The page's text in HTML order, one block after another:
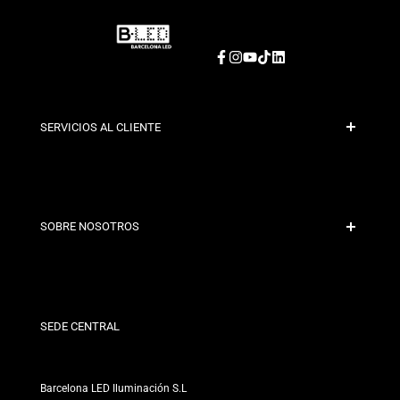
Facebook
Instagram
YouTube
TikTokLinkedIn
SERVICIOS AL CLIENTE
Contacto
SOBRE NOSOTROS
Nuestras Tiendas
SEDE CENTRAL
Barcelona LED Iluminación S.L